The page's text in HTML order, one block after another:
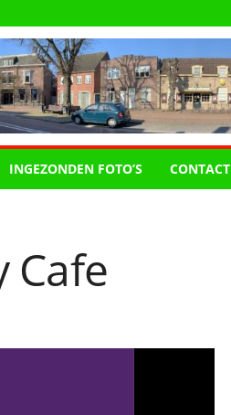
INGEZONDEN FOTO’S CONTACT
Cafe